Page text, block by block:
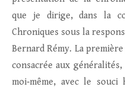
que je dirige, dans la
Chroniques sous la
Bernard Rémy. La
consacrée aux
moi‐même, avec le